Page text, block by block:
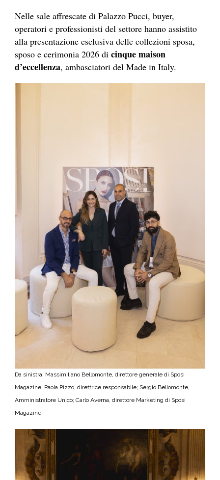
Nelle sale affrescate di Palazzo Pucci, buyer,
operatori e professionisti del settore hanno assistito
alla presentazione esclusiva delle collezioni sposa,
sposo e cerimonia 2026 di cinque maison
d’eccellenza, ambasciatori del Made in Italy.
Da sinistra: Massimiliano Bellomonte, direttore generale di Sposi
Magazine; Paola Pizzo, direttrice responsabile; Sergio Bellomonte,
Amministratore Unico; Carlo Averna, direttore Marketing di Sposi
Magazine.